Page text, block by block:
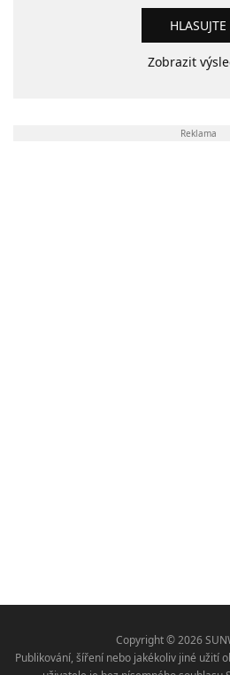
Zobrazit
Reklama
Copyright © 2026
Publikování, šíření nebo jakékoliv jiné užití